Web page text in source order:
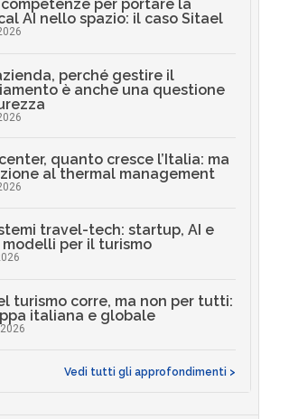
per portare la
AI nello spazio: il caso Sitael
perché gestire il
è anche una questione
quanto cresce l’Italia: ma
al thermal management
travel-tech: startup, AI e
per il turismo
turismo corre, ma non per tutti:
italiana e globale
Vedi tutti gli approfondimenti >